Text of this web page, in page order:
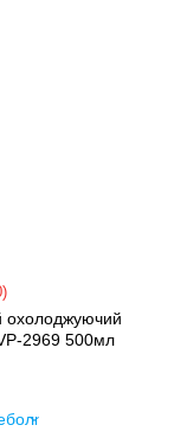
охолоджуючий
2969 500мл